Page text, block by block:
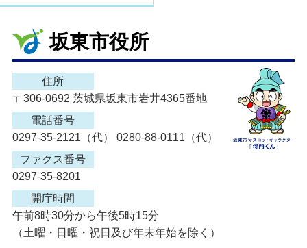
坂東市役所
住所
〒306-0692 茨城県坂東市岩井4365番地
電話番号
0297-35-2121（代） 0280-88-0111（代）
ファクス番号
0297-35-8201
開庁時間
午前8時30分から午後5時15分
（土曜・日曜・祝日及び年末年始を除く）